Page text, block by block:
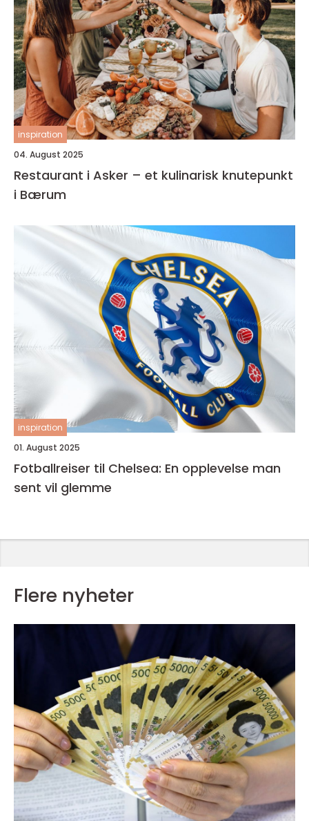
inspiration
04. August 2025
Restaurant i Asker – et kulinarisk knutepunkt
i Bærum
inspiration
01. August 2025
Fotballreiser til Chelsea: En opplevelse man
sent vil glemme
Flere nyheter